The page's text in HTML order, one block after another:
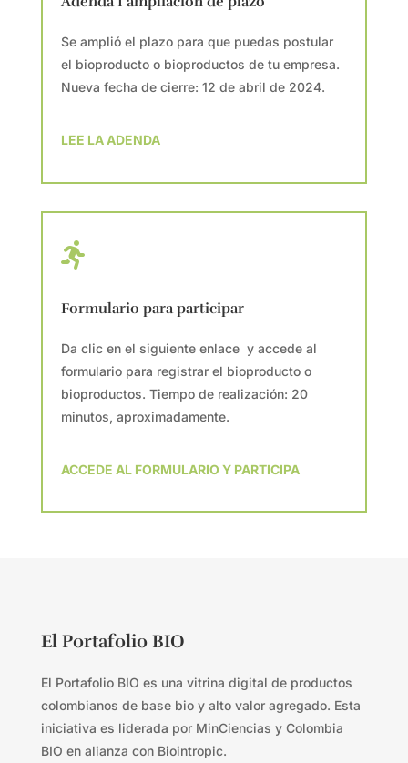
Se amplió el plazo para que puedas postular
el bioproducto o bioproductos de tu empresa.
Nueva fecha de cierre: 12 de abril de 2024.
LEE LA ADENDA

Formulario para participar
Da clic en el siguiente enlace y accede al
formulario para registrar el bioproducto o
bioproductos. Tiempo de realización: 20
minutos, aproximadamente.
ACCEDE AL FORMULARIO Y PARTICIPA
El Portafolio BIO
El Portafolio BIO es una vitrina digital de productos
colombianos de base bio y alto valor agregado. Esta
iniciativa es liderada por MinCiencias y Colombia
BIO en alianza con Biointropic.